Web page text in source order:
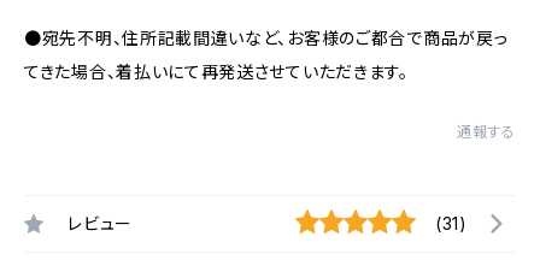
●宛先不明、住所記載間違いなど、お客様のご都合で商品が戻っ
てきた場合、着払いにて再発送させていただきます。
通報する
レビュー (31)